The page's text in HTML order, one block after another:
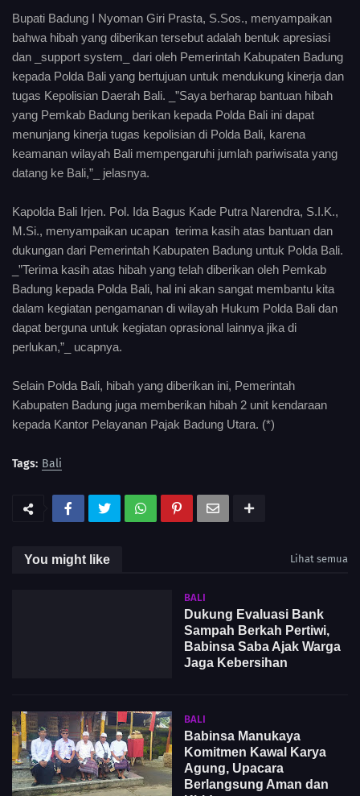
Bupati Badung I Nyoman Giri Prasta, S.Sos., menyampaikan
bahwa hibah yang diberikan tersebut adalah bentuk apresiasi
dan _support system_ dari oleh Pemerintah Kabupaten Badung
kepada Polda Bali yang bertujuan untuk mendukung kinerja dan
tugas Kepolisian Daerah Bali. _”Saya berharap bantuan hibah
yang Pemkab Badung berikan kepada Polda Bali ini dapat
menunjang kinerja tugas kepolisian di Polda Bali, karena
keamanan wilayah Bali mempengaruhi jumlah pariwisata yang
datang ke Bali,”_ jelasnya.
Kapolda Bali Irjen. Pol. Ida Bagus Kade Putra Narendra, S.I.K.,
M.Si., menyampaikan ucapan terima kasih atas bantuan dan
dukungan dari Pemerintah Kabupaten Badung untuk Polda Bali.
_”Terima kasih atas hibah yang telah diberikan oleh Pemkab
Badung kepada Polda Bali, hal ini akan sangat membantu kita
dalam kegiatan pengamanan di wilayah Hukum Polda Bali dan
dapat berguna untuk kegiatan oprasional lainnya jika di
perlukan,”_ ucapnya.
Selain Polda Bali, hibah yang diberikan ini, Pemerintah
Kabupaten Badung juga memberikan hibah 2 unit kendaraan
kepada Kantor Pelayanan Pajak Badung Utara. (*)
Tags: Bali
You might like Lihat semua
BALI
Dukung Evaluasi Bank
Sampah Berkah Pertiwi,
Babinsa Saba Ajak Warga
Jaga Kebersihan
BALI
Babinsa Manukaya
Komitmen Kawal Karya
Agung, Upacara
Berlangsung Aman dan